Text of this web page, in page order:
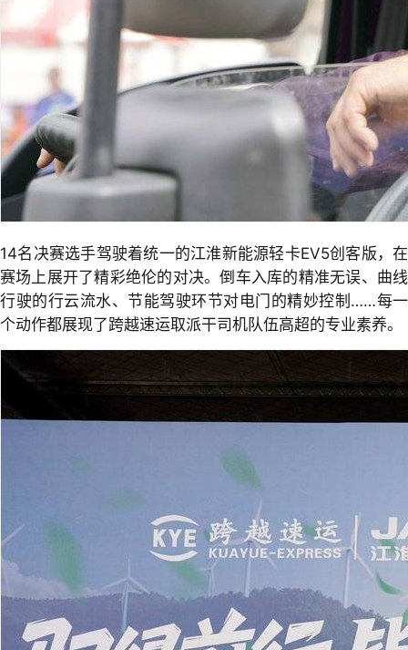
14名决赛选手驾驶着统一的江淮新能源轻卡EV5创客版，在
赛场上展开了精彩绝伦的对决。倒车入库的精准无误、曲线
行驶的行云流水、节能驾驶环节对电门的精妙控制……每一
个动作都展现了跨越速运取派干司机队伍高超的专业素养。